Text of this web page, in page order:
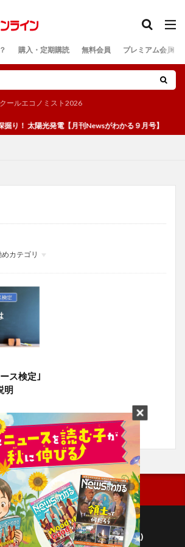
購入・定期購読 無料会員 プレミアム会員
ールエコノミスト2026
掘り！ 太陽光発電【月刊Newsがわかる９月号】
めカテゴリ
ガ
書籍
ス検定｣
明
プライバシーポリシー(毎日新聞出版)
検索